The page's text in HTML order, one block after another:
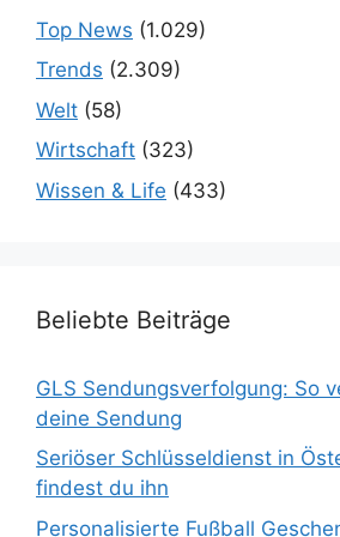
Top News (1.029)
Trends (2.309)
Welt (58)
Wirtschaft (323)
Wissen & Life (433)
Beliebte Beiträge
GLS Sendungsverfolgung: So
deine Sendung
Seriöser Schlüsseldienst in
findest du ihn
Personalisierte Fußball